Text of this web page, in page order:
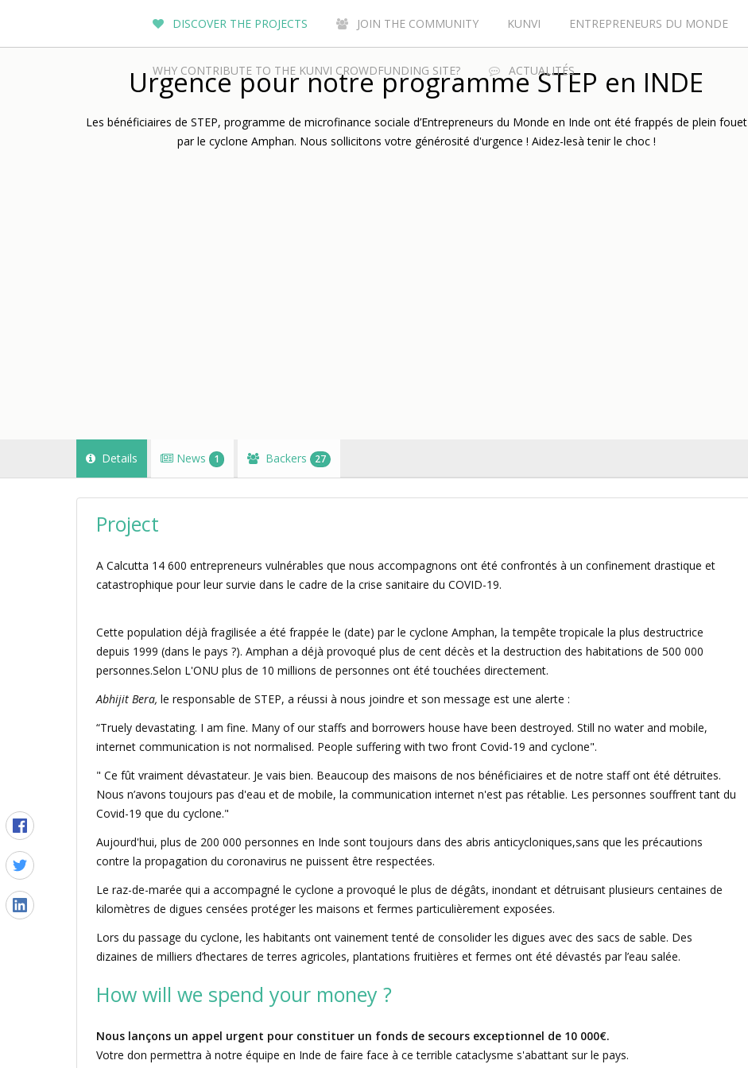
DISCOVER THE PROJECTS JOIN THE COMMUNITY KUNVI ENTREPRENEURS DU MONDE
WHY CONTRIBUTE TO THE KUNVI CROWDFUNDING SITE? ACTUALITÉS
Urgence pour notre programme STEP en INDE
Les bénéficiaires de STEP, programme de microfinance sociale d’Entrepreneurs du Monde en Inde ont été frappés de plein fouet
par le cyclone Amphan. Nous sollicitons votre générosité d'urgence ! Aidez-lesà tenir le choc !
Details News 1 Backers 27
Project
A Calcutta 14 600 entrepreneurs vulnérables que nous accompagnons ont été confrontés à un confinement drastique et
catastrophique pour leur survie dans le cadre de la crise sanitaire du COVID-19.
Cette population déjà fragilisée a été frappée le (date) par le cyclone Amphan, la tempête tropicale la plus destructrice
depuis 1999 (dans le pays ?). Amphan a déjà provoqué plus de cent décès et la destruction des habitations de 500 000
personnes.Selon L'ONU plus de 10 millions de personnes ont été touchées directement.
Abhijit Bera, le responsable de STEP, a réussi à nous joindre et son message est une alerte :
“Truely devastating. I am fine. Many of our staffs and borrowers house have been destroyed. Still no water and mobile,
internet communication is not normalised. People suffering with two front Covid-19 and cyclone".
" Ce fût vraiment dévastateur. Je vais bien. Beaucoup des maisons de nos bénéficiaires et de notre staff ont été détruites.
Nous n’avons toujours pas d'eau et de mobile, la communication internet n'est pas rétablie. Les personnes souffrent tant du
Covid-19 que du cyclone."
Aujourd'hui, plus de 200 000 personnes en Inde sont toujours dans des abris anticycloniques,sans que les précautions
contre la propagation du coronavirus ne puissent être respectées.
Le raz-de-marée qui a accompagné le cyclone a provoqué le plus de dégâts, inondant et détruisant plusieurs centaines de
kilomètres de digues censées protéger les maisons et fermes particulièrement exposées.
Lors du passage du cyclone, les habitants ont vainement tenté de consolider les digues avec des sacs de sable. Des
dizaines de milliers d’hectares de terres agricoles, plantations fruitières et fermes ont été dévastés par l’eau salée.
How will we spend your money ?
Nous lançons un appel urgent pour constituer un fonds de secours exceptionnel de 10 000€.
Votre don permettra à notre équipe en Inde de faire face à ce terrible cataclysme s'abattant sur le pays.